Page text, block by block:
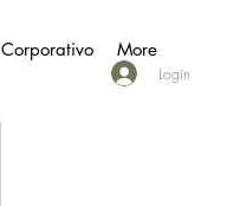
Corporativo More
Login